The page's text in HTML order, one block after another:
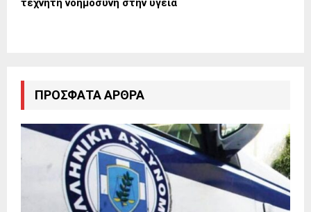
τεχνητή νοημοσύνη στην υγεία
ΠΡΌΣΦΑΤΑ ΆΡΘΡΑ